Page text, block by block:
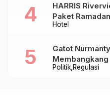
Hotel
HARRIS
Paket
Takjil hingga
Politik Regulasi
Gatot
Tegaskan Polri